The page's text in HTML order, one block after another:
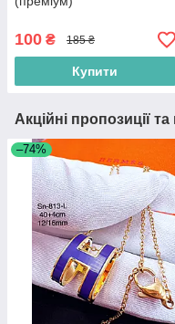
100 ₴ 185 ₴
Купити
Акційні пропозиції
–74%